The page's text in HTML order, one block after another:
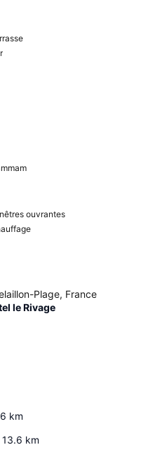
ouvrantes
Plage, France
le Rivage
km
13.6 km